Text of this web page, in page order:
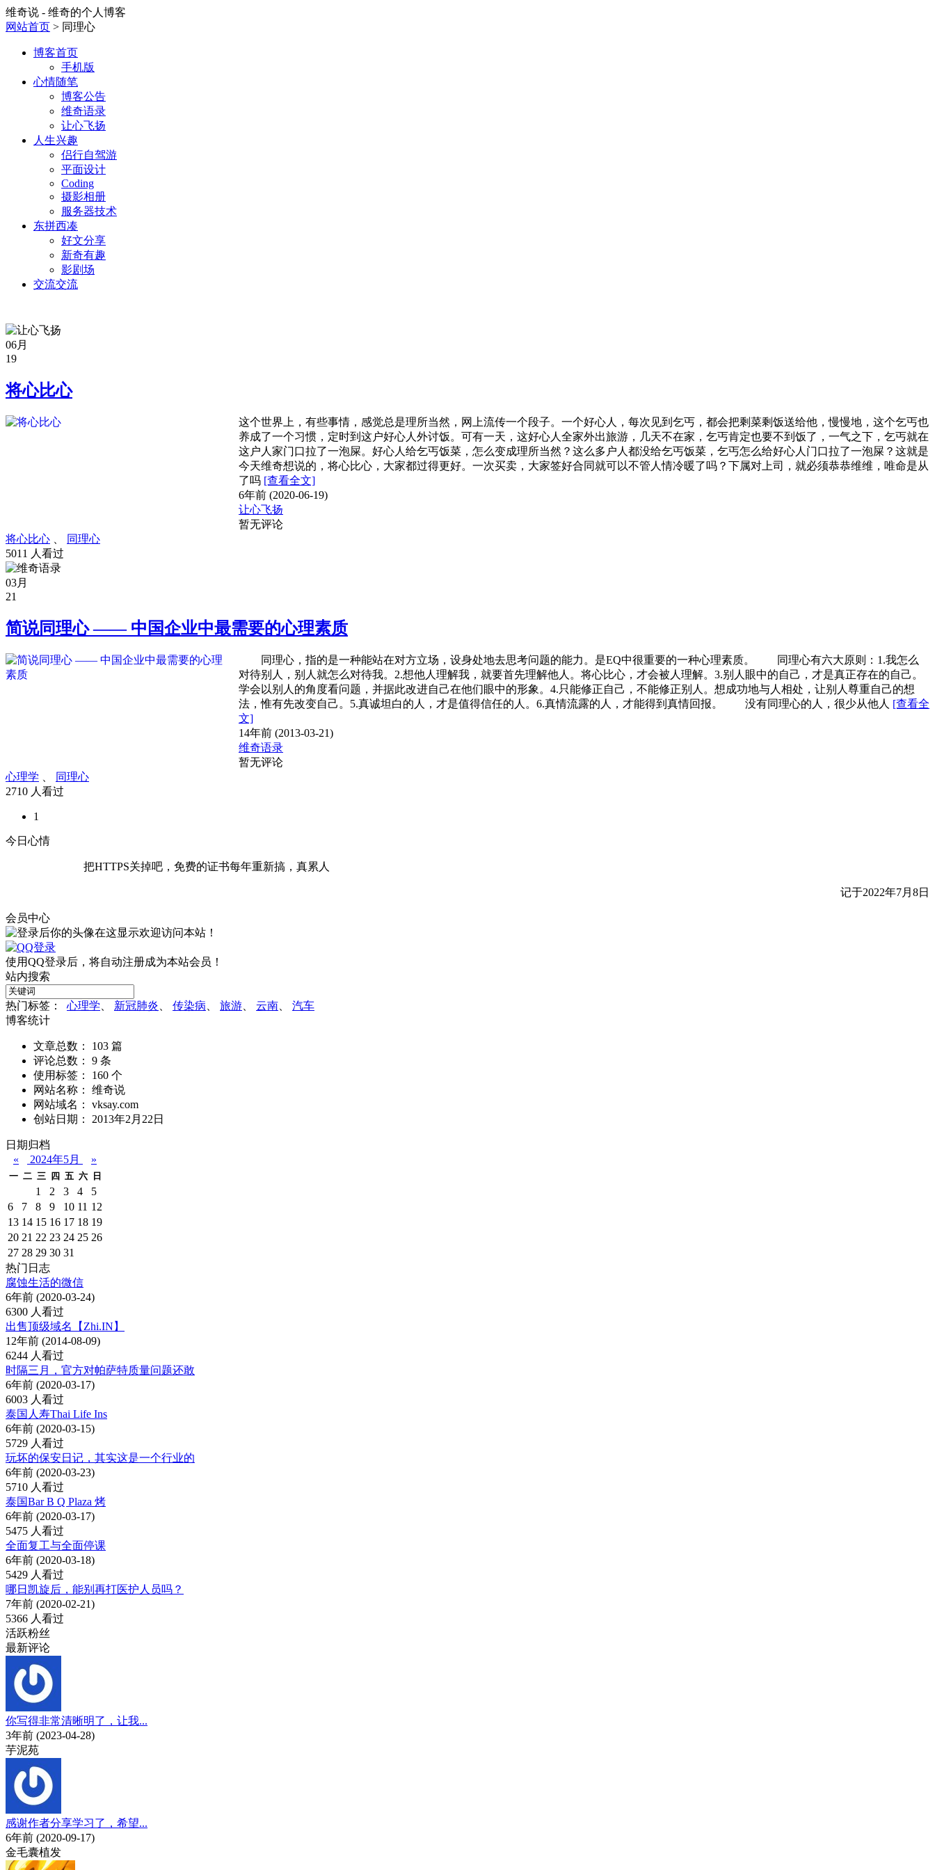
维奇说 - 维奇的个人博客
网站首页 > 同理心
博客首页
手机版
心情随笔
博客公告
维奇语录
让心飞扬
人生兴趣
侣行自驾游
平面设计
Coding
摄影相册
服务器技术
东拼西凑
好文分享
新奇有趣
影剧场
交流交流
06月
19
将心比心
这个世界上，有些事情，感觉总是理所当然，网上流传一个段子。一个好心人，每次见到乞丐，都会把剩菜剩饭送给他，慢慢地，这个乞丐也
养成了一个习惯，定时到这户好心人外讨饭。可有一天，这好心人全家外出旅游，几天不在家，乞丐肯定也要不到饭了，一气之下，乞丐就在
这户人家门口拉了一泡屎。好心人给乞丐饭菜，怎么变成理所当然？这么多户人都没给乞丐饭菜，乞丐怎么给好心人门口拉了一泡屎？这就是
今天维奇想说的，将心比心，大家都过得更好。一次买卖，大家签好合同就可以不管人情冷暖了吗？下属对上司，就必须恭恭维维，唯命是从
了吗 [查看全文]
6年前 (2020-06-19)
让心飞扬
暂无评论
将心比心
同理心
5011 人看过
03月
21
简说同理心 —— 中国企业中最需要的心理素质
同理心，指的是一种能站在对方立场，设身处地去思考问题的能力。是EQ中很重要的一种心理素质。 同理心有六大原则：1.我怎么
对待别人，别人就怎么对待我。2.想他人理解我，就要首先理解他人。将心比心，才会被人理解。3.别人眼中的自己，才是真正存在的自己。
学会以别人的角度看问题，并据此改进自己在他们眼中的形象。4.只能修正自己，不能修正别人。想成功地与人相处，让别人尊重自己的想
法，惟有先改变自己。5.真诚坦白的人，才是值得信任的人。6.真情流露的人，才能得到真情回报。 没有同理心的人，很少从他人 [查看全
文]
14年前 (2013-03-21)
维奇语录
暂无评论
心理学
同理心
2710 人看过
1
今日心情
把HTTPS关掉吧，免费的证书每年重新搞，真累人
记于2022年7月8日
会员中心
欢迎访问本站！
使用QQ登录后，将自动注册成为本站会员！
站内搜索
热门标签： 心理学 新冠肺炎 传染病 旅游 云南
汽车
博客统计
文章总数： 103 篇
评论总数： 9 条
使用标签： 160 个
网站名称： 维奇说
网站域名： vksay.com
创站日期： 2013年2月22日
日期归档
«
2024年5月 »
一 二 三 四 五 六 日
1 2 3 4
5
6
7 8 9 10 11 12
13 14 15 16 17 18 19
20 21 22 23 24 25 26
27 28 29 30 31
热门日志
腐蚀生活的微信
6年前 (2020-03-24)
6300 人看过
出售顶级域名【Zhi.IN】
12年前 (2014-08-09)
6244 人看过
时隔三月，官方对帕萨特质量问题还敢
6年前 (2020-03-17)
6003 人看过
泰国人寿Thai Life Ins
6年前 (2020-03-15)
5729 人看过
玩坏的保安日记，其实这是一个行业的
6年前 (2020-03-23)
5710 人看过
泰国Bar B Q Plaza 烤
6年前 (2020-03-17)
5475 人看过
全面复工与全面停课
6年前 (2020-03-18)
5429 人看过
哪日凯旋后，能别再打医护人员吗？
7年前 (2020-02-21)
5366 人看过
活跃粉丝
最新评论
你写得非常清晰明了，让我...
3年前 (2023-04-28)
芋泥苑
感谢作者分享学习了，希望...
6年前 (2020-09-17)
金毛囊植发